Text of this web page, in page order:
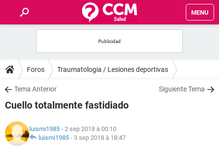
MENU
FORUMS
SALUD
NUTRICIÓN
Foros Traumatologia / Lesiones deportivas
Tema Anterior Siguiente Tema
Cuello totalmente fastidiado
luismi1985 - 2 sep 2018 à 00:10
luismi1985 - 3 sep 2018 à 18:47